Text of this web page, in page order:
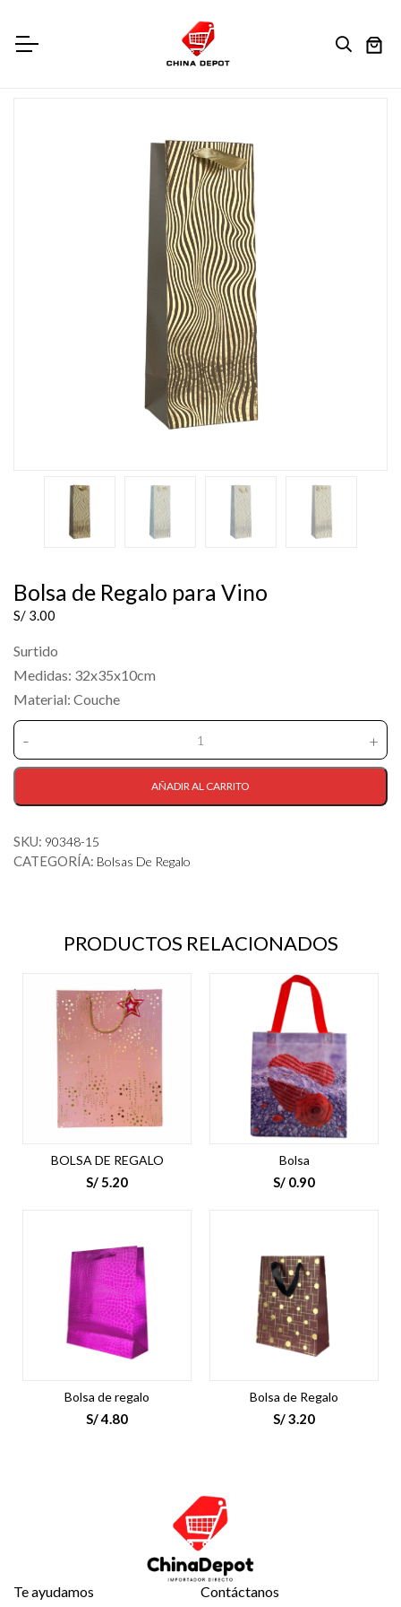
Bolsa de Regalo para Vino
S/ 3.00
Surtido
Medidas: 32x35x10cm
Material: Couche
-
de
para
cantidad
+
AÑADIR AL CARRITO
SKU: 90348-15
CATEGORÍA: Bolsas De Regalo
PRODUCTOS RELACIONADOS
BOLSA DE REGALO
S/5.20
Bolsa
S/ 0.90
Bolsa de regalo
S/4.80
Bolsa de Regalo
S/3.20
Te ayudamos Contáctanos